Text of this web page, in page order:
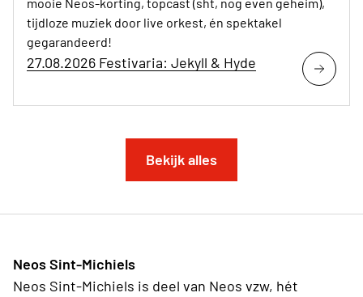
tijdloze muziek door live orkest, én spektakel
gegarandeerd!
27.08.2026 Festivaria: Jekyll & Hyde
Bekijk alles
Neos Sint-Michiels
Neos Sint-Michiels is deel van Neos vzw, hét